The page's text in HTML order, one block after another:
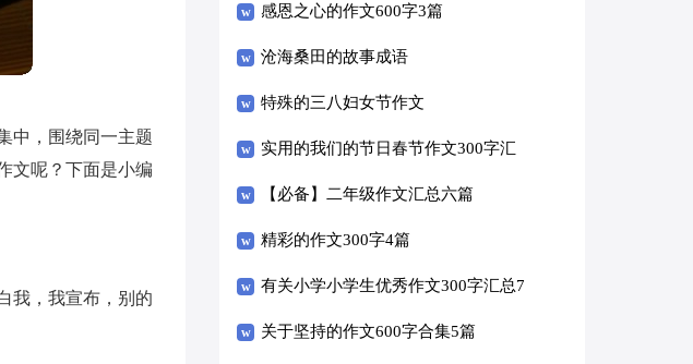
中，围绕同一主题
文呢？下面是小编
我，我宣布，别的
感恩之心的作文600字3篇
沧海桑田的故事成语
特殊的三八妇女节作文
实用的我们的节日春节作文300字汇
编十篇
【必备】二年级作文汇总六篇
精彩的作文300字4篇
有关小学小学生优秀作文300字汇总7
篇
关于坚持的作文600字合集5篇